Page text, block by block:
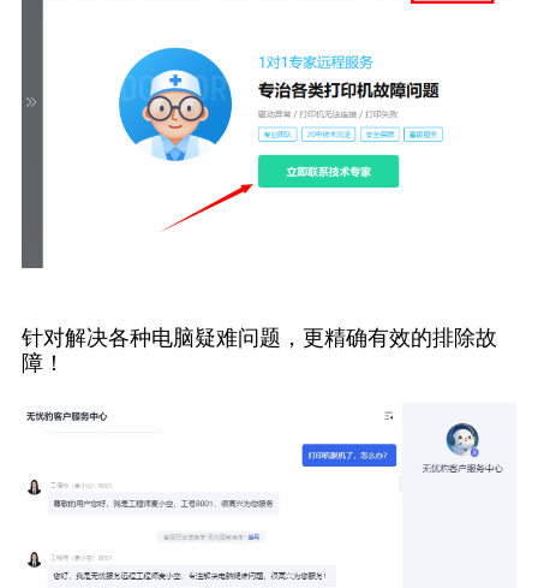
针对解决各种电脑疑难问题，更精确有效的排除故
障！